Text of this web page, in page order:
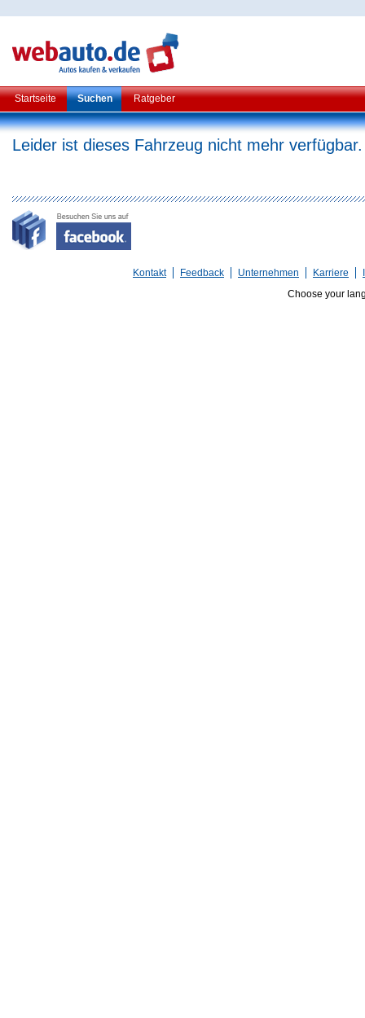
Startseite Suchen Ratgeber
Leider ist dieses Fahrzeug nicht mehr verfügbar.
Kontakt Feedback Unternehmen Karriere
Choose your